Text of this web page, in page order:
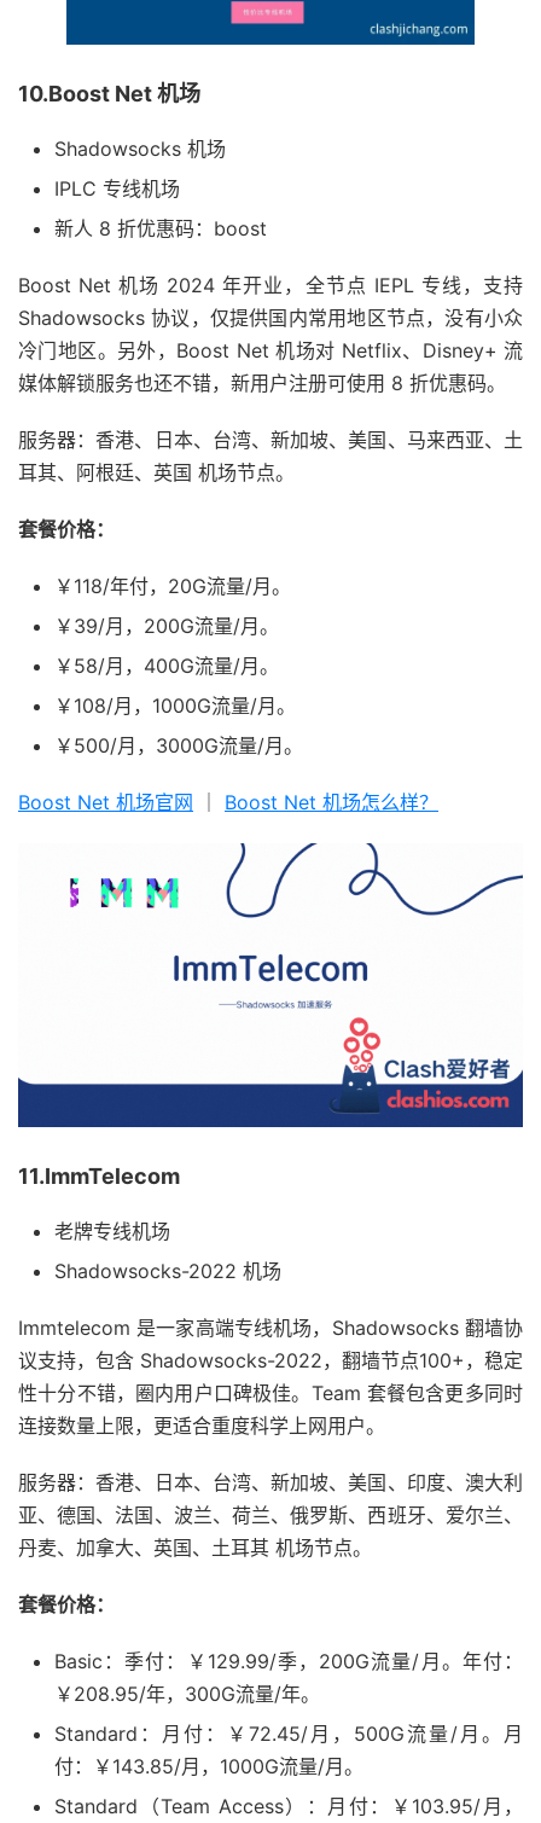
10.Boost Net 机场
Shadowsocks 机场
IPLC 专线机场
新人 8 折优惠码：boost
Boost Net 机场 2024 年开业，全节点 IEPL 专线，支持
Shadowsocks 协议，仅提供国内常用地区节点，没有小众
冷门地区。另外，Boost Net 机场对 Netflix、Disney+ 流
媒体解锁服务也还不错，新用户注册可使用 8 折优惠码。
服务器：香港、日本、台湾、新加坡、美国、马来西亚、土
耳其、阿根廷、英国 机场节点。
套餐价格：
￥118/年付，20G流量/月。
￥39/月，200G流量/月。
￥58/月，400G流量/月。
￥108/月，1000G流量/月。
￥500/月，3000G流量/月。
Boost Net 机场官网 Boost Net 机场怎么样？
11.ImmTelecom
老牌专线机场
Shadowsocks-2022 机场
Immtelecom 是一家高端专线机场，Shadowsocks 翻墙协
议支持，包含 Shadowsocks-2022，翻墙节点100+，稳定
性十分不错，圈内用户口碑极佳。Team 套餐包含更多同时
连接数量上限，更适合重度科学上网用户。
服务器：香港、日本、台湾、新加坡、美国、印度、澳大利
亚、德国、法国、波兰、荷兰、俄罗斯、西班牙、爱尔兰、
丹麦、加拿大、英国、土耳其 机场节点。
套餐价格：
Basic：季付：￥129.99/季，200G流量/月。年付：
￥208.95/年，300G流量/年。
Standard：月付：￥72.45/月，500G流量/月。月
付：￥143.85/月，1000G流量/月。
Standard（Team Access）：月付：￥103.95/月，